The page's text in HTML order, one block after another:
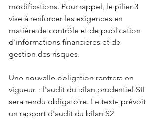
modifications. Pour rappel, le pilier 3
vise à renforcer les exigences en
matière de contrôle et de publication
d'informations financières et de
gestion des risques.
Une nouvelle obligation rentrera en
vigueur  : l'audit du bilan prudentiel SII
sera rendu obligatoire. Le texte prévoit
un rapport d'audit du bilan S2